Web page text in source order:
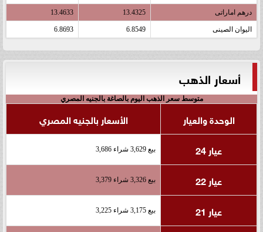
درهم اماراتى 13.4325
13.4633
اليوان الصينى 6.8549
6.8693
أسعار الذهب
متوسط سعر الذهب اليوم بالصاغة بالجنيه المصري
الوحدة والعيار
الأسعار بالجنيه المصري
عيار 24
بيع 3,629 شراء 3,686
عيار 22 بيع 3,326 شراء 3,379
عيار 21 بيع 3,175 شراء 3,225